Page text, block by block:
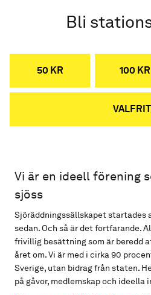
Bli
50 KR 100 KR
Vi är en ideell förening
sjöss
Sjöräddningssällskapet startades
sedan. Och så är det fortfarande.
frivillig besättning som är beredd
året om. Vi är med i cirka 90
Sverige, utan bidrag från staten.
på gåvor, medlemskap och ideella